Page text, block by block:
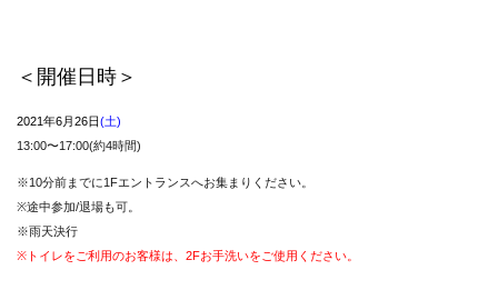
＜開催日時＞
2021年6月26日(土)
13:00〜17:00(約4時間)
※10分前までに1Fエントランスへお集まりください。
※途中参加/退場も可。
※雨天決行
※トイレをご利用のお客様は、2Fお手洗いをご使用ください。